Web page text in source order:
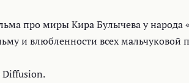
про миры Кира Булычева у народа
и влюбленности всех мальчуковой
Diffusion.